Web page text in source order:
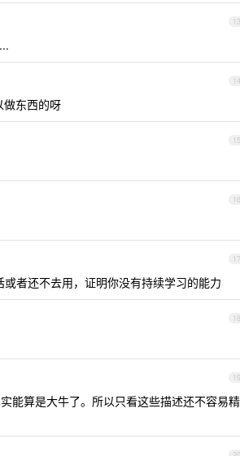
13
14
东西的呀
15
16
17
者还不去用，证明你没有持续学习的能力
18
19
能算是大牛了。所以只看这些描述还不容易精